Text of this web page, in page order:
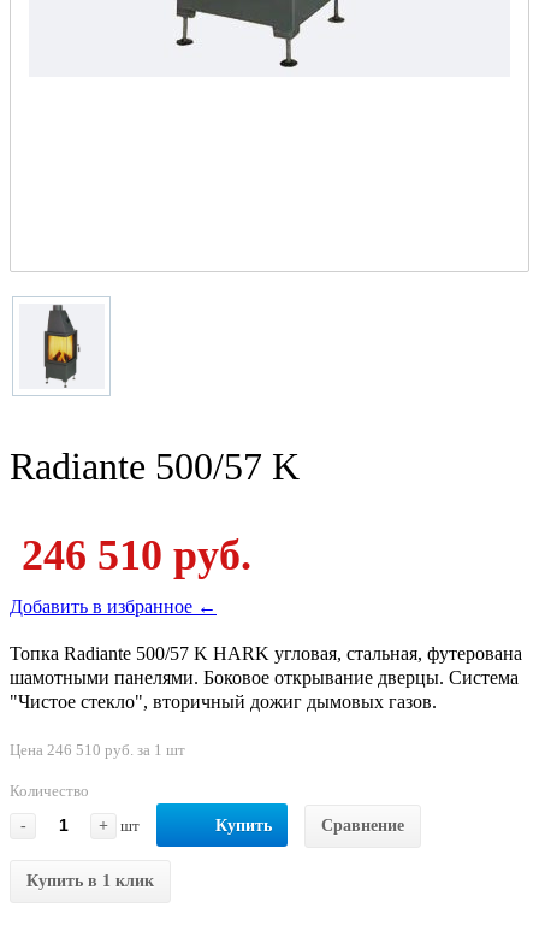
Radiante 500/57 K
246 510 руб.
Добавить в избранное ←
Топка Radiante 500/57 K HARK угловая, стальная, футерована
шамотными панелями. Боковое открывание дверцы. Система
"Чистое стекло", вторичный дожиг дымовых газов.
Цена 246 510 руб. за 1 шт
Количество
-
+ шт Купить Сравнение
Купить в 1 клик